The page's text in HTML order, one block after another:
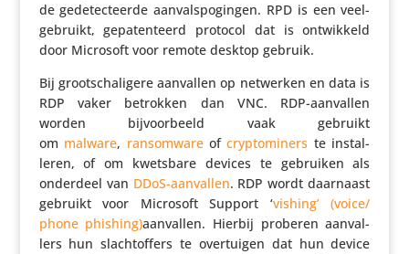
de gede­tec­teerde aanvals­po­gingen. RPD is een veel­
ge­bruikt, gepa­ten­teerd protocol dat is ontwik­keld
door Microsoft voor remote desktop gebruik.
Bij groot­scha­li­gere aanvallen op netwerken en data is
RDP vaker betrokken dan VNC. RDP-aanvallen
worden bijvoor­beeld vaak gebruikt
om malware, ransom­wareofcryp­to­mi­ners te instal­
leren, of om kwetsbare devices te gebruiken als
onderdeel van DDoS-aanvallen. RDP wordt daarnaast
gebruikt voor Microsoft Support ‘vishing’ (voice/​
phone phishing)aanvallen. Hierbij proberen aanval­
lers hun slacht­of­fers te over­tuigen dat hun device